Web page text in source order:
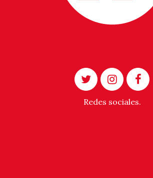
Redes sociales.